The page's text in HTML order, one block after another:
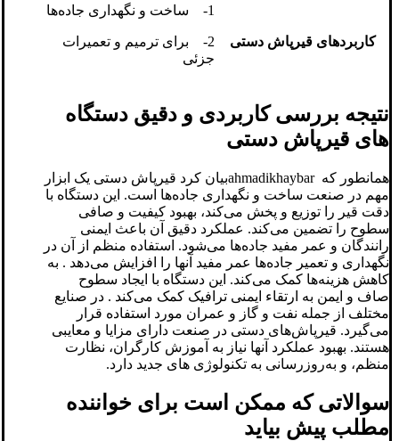
کاربردهای قیرپاش دستی
1- ساخت و نگهداری جاده‌ها
2- برای ترمیم و تعمیرات
جزئی
نتیجه بررسی کاربردی و دقیق دستگاه
های قیرپاش دستی
همانطور که ahmadikhaybarبیان کرد قیرپاش دستی یک ابزار
مهم در صنعت ساخت و نگهداری جاده‌ها است. این دستگاه با
دقت قیر را توزیع و پخش می‌کند، بهبود کیفیت و صافی
سطوح را تضمین می‌کند. عملکرد دقیق آن باعث ایمنی
رانندگان و عمر مفید جاده‌ها می‌شود. استفاده منظم از آن در
نگهداری و تعمیر جاده‌ها عمر مفید آنها را افزایش می‌دهد . به
کاهش هزینه‌ها کمک می‌کند. این دستگاه با ایجاد سطوح
صاف و ایمن به ارتقاء ایمنی ترافیک کمک می‌کند . در صنایع
مختلف از جمله نفت و گاز و عمران مورد استفاده قرار
می‌گیرد. قیرپاش‌های دستی در صنعت دارای مزایا و معایبی
هستند. بهبود عملکرد آنها نیاز به آموزش کارگران، نظارت
منظم، و به‌روزرسانی به تکنولوژی ‌های جدید دارد.
سوالاتی که ممکن است برای خواننده
مطلب پیش بیاید